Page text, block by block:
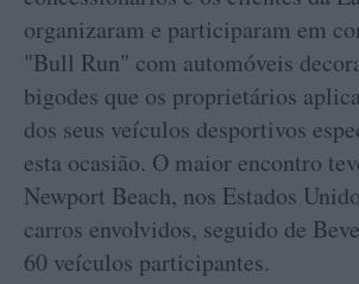
organizaram e participaram em
"Bull Run" com automóveis
bigodes que os proprietários
dos seus veículos desportivos
esta ocasião. O maior encontro
Newport Beach, nos Estados
carros envolvidos, seguido de
60 veículos participantes.